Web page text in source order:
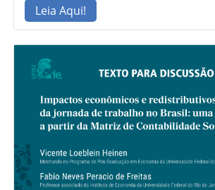
Leia Aqui!